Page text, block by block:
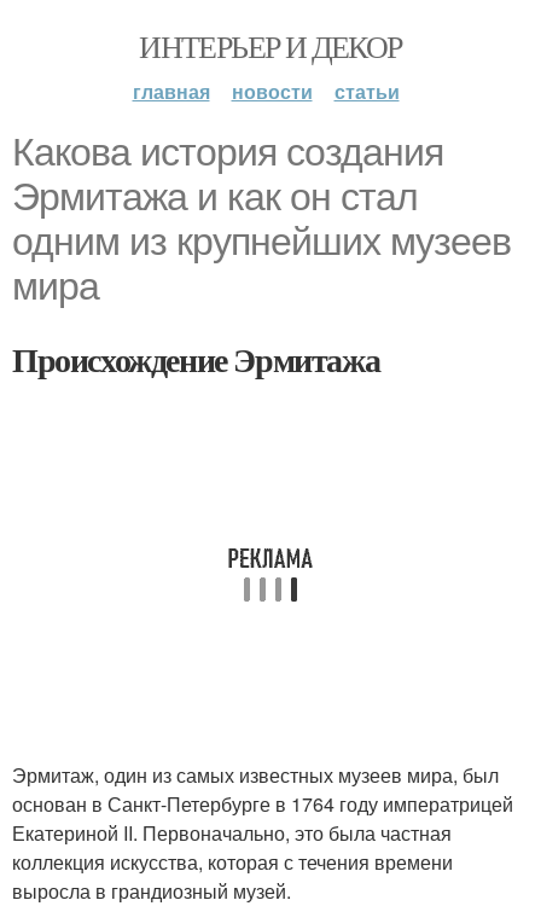
ИНТЕРЬЕР И ДЕКОР
главная новости статьи
Какова история создания
Эрмитажа и как он стал
одним из крупнейших музеев
мира
Происхождение Эрмитажа
Эрмитаж, один из самых известных музеев мира, был
основан в Санкт-Петербурге в 1764 году императрицей
Екатериной II. Первоначально, это была частная
коллекция искусства, которая с течения времени
выросла в грандиозный музей.